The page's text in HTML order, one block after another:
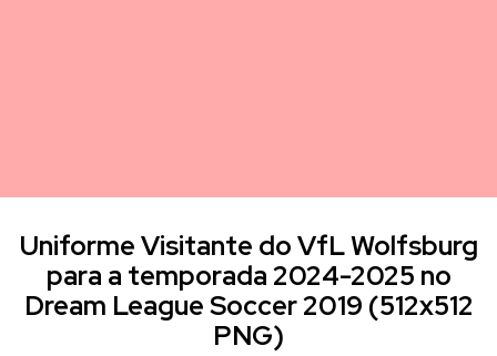
Uniforme Visitante do VfL Wolfsburg
para a temporada 2024-2025 no
Dream League Soccer 2019 (512x512
PNG)